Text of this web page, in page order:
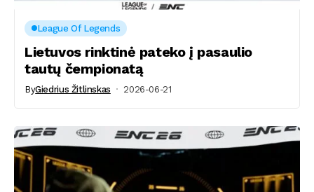
League Of Legends
Lietuvos rinktinė pateko į pasaulio
tautų čempionatą
ByGiedrius Žitlinskas 2026-06-21